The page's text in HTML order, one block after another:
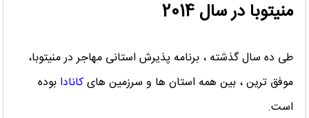
منیتوبا در سال 2014
طی ده سال گذشته ، برنامه پذیرش استانی مهاجر در منیتوبا،
موفق ترین ، بین همه استان ها و سرزمین هایکانادا بوده
است.